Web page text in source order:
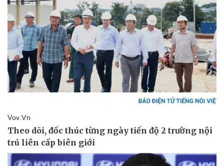
Pháp luật
Vụ án
Tin nóng
Tư vấn luật
Quân sự - Quốc phòng
Vũ khí
Việt Nam
Phân tích